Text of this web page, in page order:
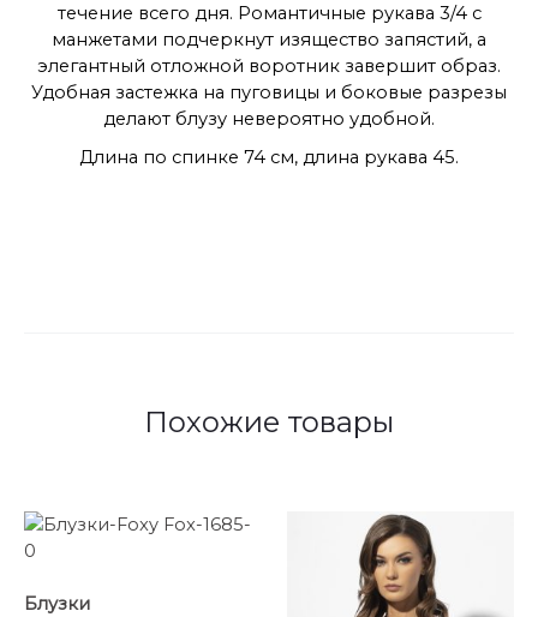
течение всего дня. Романтичные рукава 3/4 с
манжетами подчеркнут изящество запястий, а
элегантный отложной воротник завершит образ.
Удобная застежка на пуговицы и боковые разрезы
делают блузу невероятно удобной.
Длина по спинке 74 см, длина рукава 45.
Похожие товары
Блузки